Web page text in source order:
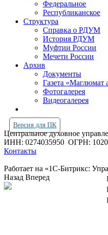
Федеральное
Республиканское
Структура
Справка о РДУМ
История РДУМ
Муфтии России
Мечети России
Архив
Документы
Газета «Маглюмат
Фотогалерея
Видеогалерея
Версия для ПК
Центральное духовное
ИНН: 0274035950 ОГРН:
Контакты
Работает на «1С-Битрикс:
Назад Вперед